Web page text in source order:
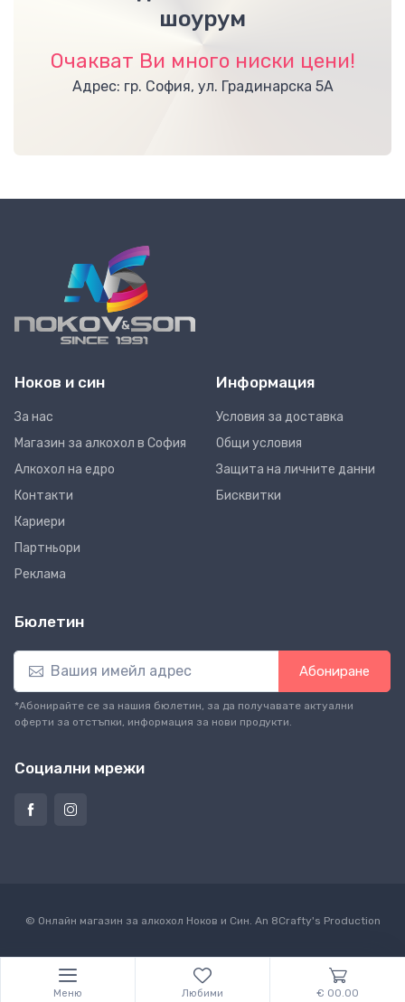
шоурум
Очакват Ви много ниски цени!
Адрес: гр. София, ул. Градинарска 5А
Ноков и син
За нас
Магазин за алкохол в София
Алкохол на едро
Контакти
Кариери
Партньори
Реклама
Информация
Условия за доставка
Общи условия
Защита на личните данни
Бисквитки
Бюлетин
Абониране
*Абонирайте се за нашия бюлетин, за да получавате актуални
оферти за отстъпки, информация за нови продукти.
Социални мрежи
© Онлайн магазин за алкохол Ноков и Син. An 8Crafty's Production
Меню Любими € 00.00